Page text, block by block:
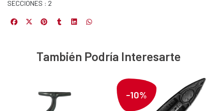
SECCIONES : 2
También Podría Interesarte
-10%